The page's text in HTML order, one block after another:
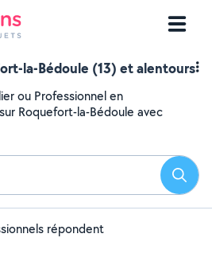
la-Bédoule (13) et alentours
ou Professionnel en
Roquefort-la-Bédoule avec
répondent